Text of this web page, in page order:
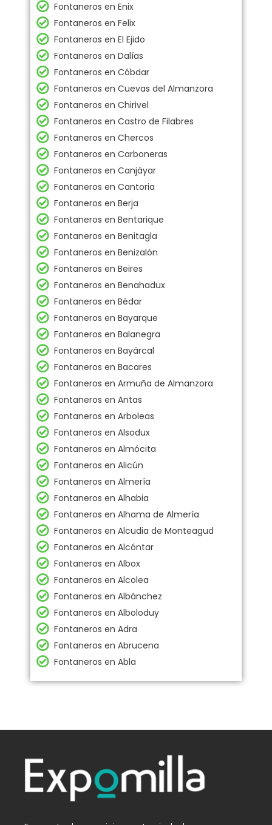
Fontaneros en Enix
Fontaneros en Felix
Fontaneros en El Ejido
Fontaneros en Dalías
Fontaneros en Cóbdar
Fontaneros en Cuevas del Almanzora
Fontaneros en Chirivel
Fontaneros en Castro de Filabres
Fontaneros en Chercos
Fontaneros en Carboneras
Fontaneros en Canjáyar
Fontaneros en Cantoria
Fontaneros en Berja
Fontaneros en Bentarique
Fontaneros en Benitagla
Fontaneros en Benizalón
Fontaneros en Beires
Fontaneros en Benahadux
Fontaneros en Bédar
Fontaneros en Bayarque
Fontaneros en Balanegra
Fontaneros en Bayárcal
Fontaneros en Bacares
Fontaneros en Armuña de Almanzora
Fontaneros en Antas
Fontaneros en Arboleas
Fontaneros en Alsodux
Fontaneros en Almócita
Fontaneros en Alicún
Fontaneros en Almería
Fontaneros en Alhabia
Fontaneros en Alhama de Almería
Fontaneros en Alcudia de Monteagud
Fontaneros en Alcóntar
Fontaneros en Albox
Fontaneros en Alcolea
Fontaneros en Albánchez
Fontaneros en Alboloduy
Fontaneros en Adra
Fontaneros en Abrucena
Fontaneros en Abla